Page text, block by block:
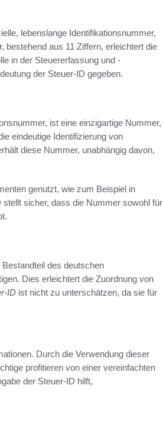
lebenslange Identifikationsnummer,
bestehend aus 11 Ziffern, erleichtert die
in der Steuererfassung und -
der Steuer-ID gegeben.
ist eine einzigartige Nummer,
eindeutige Identifizierung von
diese Nummer, unabhängig davon,
genutzt, wie zum Beispiel in
sicher, dass die Nummer sowohl für
des deutschen
Dies erleichtert die Zuordnung von
ID ist nicht zu unterschätzen, da sie für
Durch die Verwendung dieser
profitieren von einer vereinfachten
der Steuer-ID hilft,